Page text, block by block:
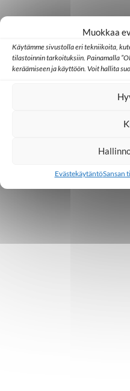
Muokkaa
Käytämme sivustolla eri tekniikoita,
tilastoinnin tarkoituksiin. Painamalla
keräämiseen ja käyttöön. Voit hallita
EvästekäytäntöSansan